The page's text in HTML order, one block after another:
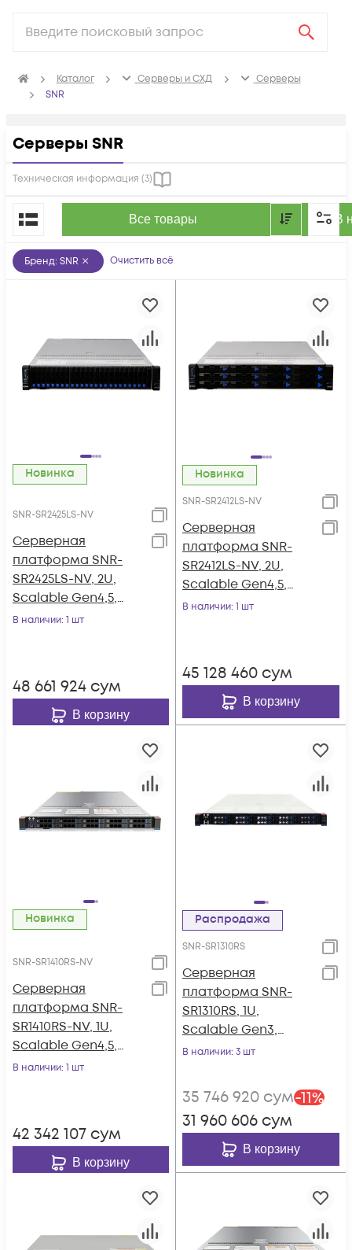
Каталог Серверы и СХД
Серверы
SNR
Серверы SNR
Техническая информация (3)
Все товары В
По популярности
Бренд: SNR Очистить всё
Новинка
SNR-SR2425LS-NV
Серверная
платформа SNR-
SR2425LS-NV, 2U,
Scalable Gen4,5,
DDR5, 24xHDD,
В наличии: 1 шт
48 661 924 сум
В корзину
Новинка
SNR-SR2412LS-NV
Серверная
платформа SNR-
SR2412LS-NV, 2U,
Scalable Gen4,5,
DDR5, 12xHDD,
В наличии: 1 шт
45 128 460 сум
В корзину
Новинка
SNR-SR1410RS-NV
Серверная
платформа SNR-
SR1410RS-NV, 1U,
Scalable Gen4,5,
DDR5,
В наличии: 1 шт
42 342 107 сум
В корзину
Распродажа
SNR-SR1310RS
Серверная
платформа SNR-
SR1310RS, 1U,
Scalable Gen3,
DDR4, 10xHDD,
В наличии: 3 шт
35 746 920 сум-11%
31 960 606 сум
В корзину